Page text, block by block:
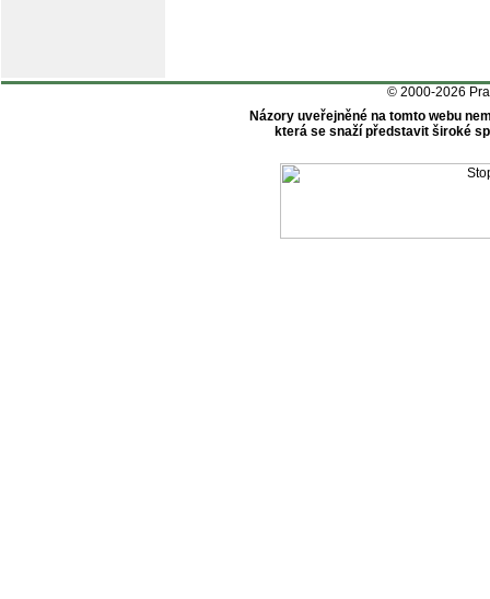
© 2000-2026
Názory uveřejněné na tomto webu
která se snaží představit široké